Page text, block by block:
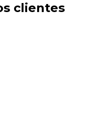
clientes